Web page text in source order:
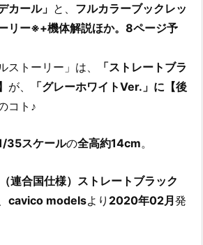
カール」 と、 フルカラーブックレッ
リー※+機体解説ほか。8ページ予
ストーリー」は、
「ストレートブラ
が、
「グレーホワイトVer.」に【後
コト♪
35スケールの全高約14cm。
連合国仕様）ストレートブラック
cavico modelsより 2020年02月発